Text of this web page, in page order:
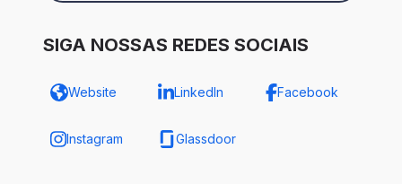
SIGA NOSSAS REDES SOCIAIS
Website LinkedIn Facebook
Instagram Glassdoor